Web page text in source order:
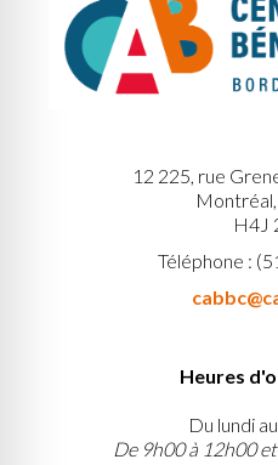
12 225, rue
H4J
Téléphone :
Heures
Du lundi
De 9h00 à 12h00